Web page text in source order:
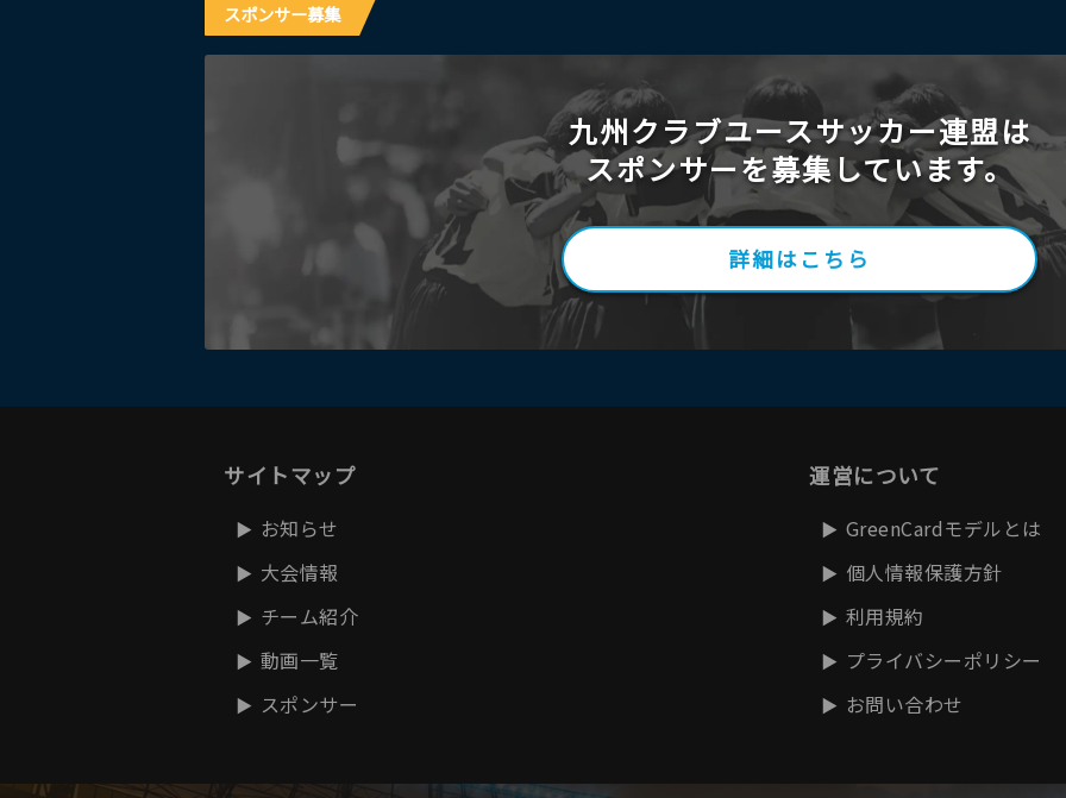
スポンサー募集
九州クラブユースサッカー連盟は
スポンサーを募集しています。
詳細はこちら
サイトマップ
お知らせ
大会情報
チーム紹介
動画一覧
スポンサー
運営について
GreenCardモデルとは
個人情報保護方針
利用規約
プライバシーポリシー
お問い合わせ